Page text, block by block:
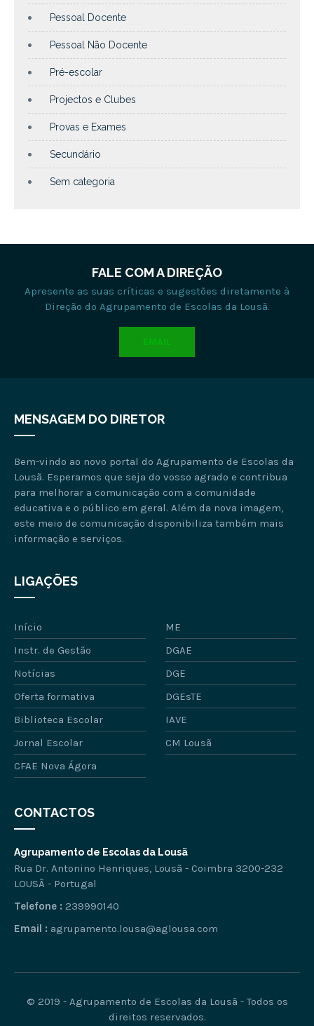
Pessoal Docente
Pessoal Não Docente
Pré-escolar
Projectos e Clubes
Provas e Exames
Secundário
Sem categoria
FALE COM A DIREÇÃO
Apresente as suas críticas e sugestões diretamente à
Direção do Agrupamento de Escolas da Lousã.
EMAIL
MENSAGEM DO DIRETOR
Bem-vindo ao novo portal do Agrupamento de Escolas da
Lousã. Esperamos que seja do vosso agrado e contribua
para melhorar a comunicação com a comunidade
educativa e o público em geral. Além da nova imagem,
este meio de comunicação disponibiliza também mais
informação e serviços.
LIGAÇÕES
Início
ME
Instr. de Gestão
DGAE
Notícias
DGE
Oferta formativa
DGEsTE
Biblioteca Escolar
IAVE
Jornal Escolar
CM Lousã
CFAE Nova Ágora
CONTACTOS
Agrupamento de Escolas da Lousã
Rua Dr. Antonino Henriques, Lousã - Coimbra 3200-232
LOUSÃ - Portugal
Telefone : 239990140
Email : agrupamento.lousa@aglousa.com
© 2019 - Agrupamento de Escolas da Lousã - Todos os
direitos reservados.